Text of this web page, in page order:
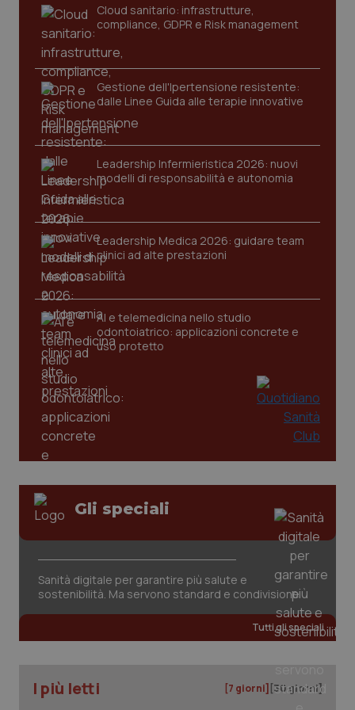
Cloud sanitario: infrastrutture,
compliance, GDPR e Risk management
Gestione dell'Ipertensione resistente:
dalle Linee Guida alle terapie innovative
Leadership Infermieristica 2026: nuovi
modelli di responsabilità e autonomia
Leadership Medica 2026: guidare team
clinici ad alte prestazioni
AI e telemedicina nello studio
odontoiatrico: applicazioni concrete e
uso protetto
Gli speciali
Sanità digitale per garantire più salute e
sostenibilità. Ma servono standard e condivisione
Tutti gli speciali
I più letti [7 giorni] [30 giorni]
navigazione sulle pagine e l'accesso alle aree
protette del sito. Il sito web non è in grado di
funzionare correttamente senza questi cookie.
Nome
VISITOR_PRIVACY_METADATA
YouTube
.youtube.com
CookieScriptConsent
CookieScript
www.quotidianosanita.it
www.quotidianosanita.it